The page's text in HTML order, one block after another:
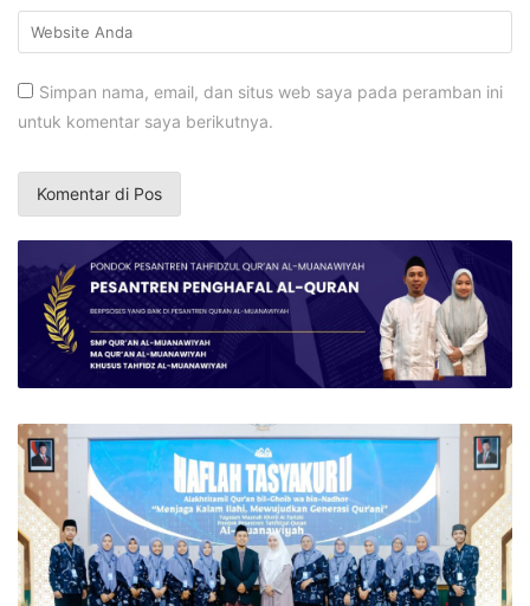
Simpan nama, email, dan situs web saya pada peramban ini
untuk komentar saya berikutnya.